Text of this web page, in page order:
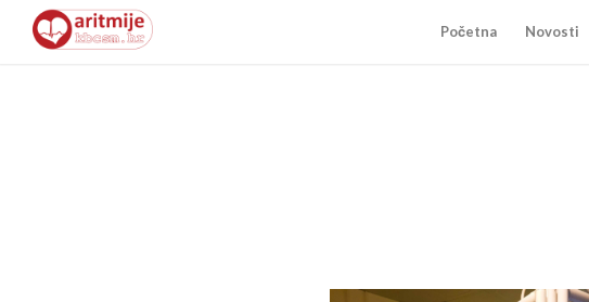
Početna Novosti